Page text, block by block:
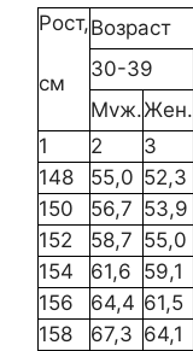
Рост,
см
Возраст
30-39
Мvж.Жен.
1
2 3
148
55,0 52,3
150
56,7 53,9
152
58,7 55,0
154
61,6 59,1
156
64,4 61,5
158
67,3 64,1